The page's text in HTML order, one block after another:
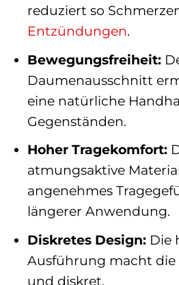
reduziert so
Entzündungen.
Bewegungsfreiheit:
Daumenausschnitt
eine natürliche
Gegenständen.
Hoher Tragekomfort:
atmungsaktive
angenehmes
längerer Anwendung.
Diskretes Design:Die
Ausführung macht
und diskret.